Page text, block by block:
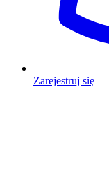
Zarejestruj się